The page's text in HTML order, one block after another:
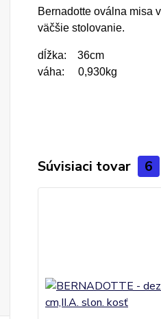
Bernadotte oválna misa
väčšie stolovanie.
dĺžka: 36cm
váha: 0,930kg
Súvisiaci tovar 6